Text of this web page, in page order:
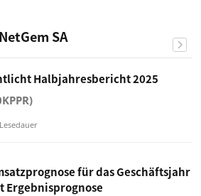
SA
Halbjahresbericht 2025
für das Geschäftsjahr
Ergebnisprognose